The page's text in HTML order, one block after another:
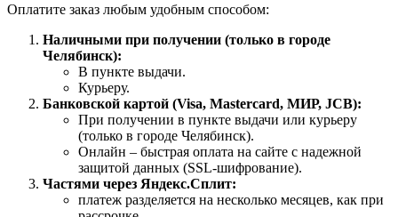
Оплатите заказ любым удобным способом:
Наличными при получении (только в городе
Челябинск):
В пункте выдачи.
Курьеру.
Банковской картой (Visa, Mastercard, МИР, JCB):
При получении в пункте выдачи или курьеру
(только в городе Челябинск).
Онлайн – быстрая оплата на сайте с надежной
защитой данных (SSL-шифрование).
Частями через Яндекс.Сплит:
платеж разделяется на несколько месяцев, как при